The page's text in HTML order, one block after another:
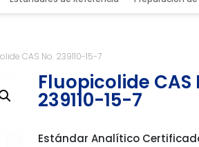
CAS No. 239110-15-7
Fluopicolide CAS
239110-15-7
Estándar Analítico